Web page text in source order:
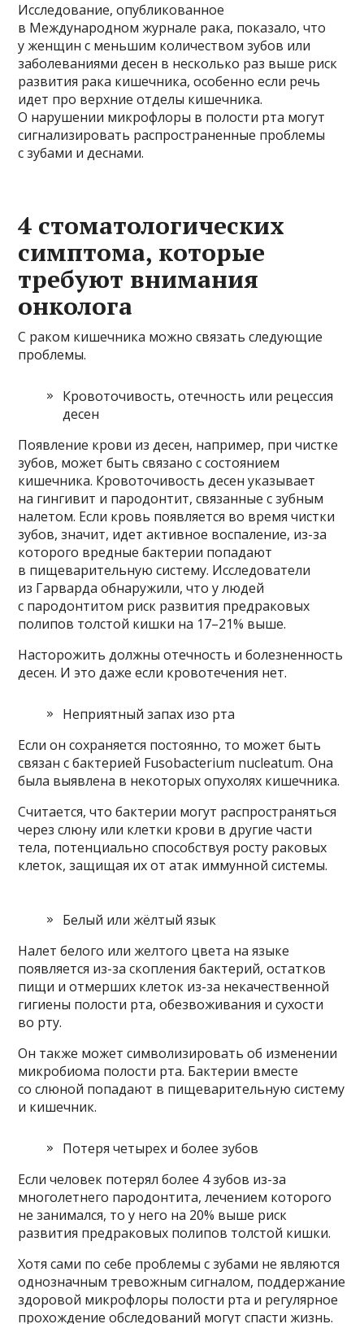
Исследование, опубликованное
в Международном журнале рака, показало, что
у женщин с меньшим количеством зубов или
заболеваниями десен в несколько раз выше риск
развития рака кишечника, особенно если речь
идет про верхние отделы кишечника.
О нарушении микрофлоры в полости рта могут
сигнализировать распространенные проблемы
с зубами и деснами.
4 стоматологических
симптома, которые
требуют внимания
онколога
С раком кишечника можно связать следующие
проблемы.
Кровоточивость, отечность или рецессия
десен
Появление крови из десен, например, при чистке
зубов, может быть связано с состоянием
кишечника. Кровоточивость десен указывает
на гингивит и пародонтит, связанные с зубным
налетом. Если кровь появляется во время чистки
зубов, значит, идет активное воспаление, из-за
которого вредные бактерии попадают
в пищеварительную систему. Исследователи
из Гарварда обнаружили, что у людей
с пародонтитом риск развития предраковых
полипов толстой кишки на 17–21% выше.
Насторожить должны отечность и болезненность
десен. И это даже если кровотечения нет.
Неприятный запах изо рта
Если он сохраняется постоянно, то может быть
связан с бактерией Fusobacterium nucleatum. Она
была выявлена в некоторых опухолях кишечника.
Считается, что бактерии могут распространяться
через слюну или клетки крови в другие части
тела, потенциально способствуя росту раковых
клеток, защищая их от атак иммунной системы.
Белый или жёлтый язык
Налет белого или желтого цвета на языке
появляется из-за скопления бактерий, остатков
пищи и отмерших клеток из-за некачественной
гигиены полости рта, обезвоживания и сухости
во рту.
Он также может символизировать об изменении
микробиома полости рта. Бактерии вместе
со слюной попадают в пищеварительную систему
и кишечник.
Потеря четырех и более зубов
Если человек потерял более 4 зубов из-за
многолетнего пародонтита, лечением которого
не занимался, то у него на 20% выше риск
развития предраковых полипов толстой кишки.
Хотя сами по себе проблемы с зубами не являются
однозначным тревожным сигналом, поддержание
здоровой микрофлоры полости рта и регулярное
прохождение обследований могут спасти жизнь.